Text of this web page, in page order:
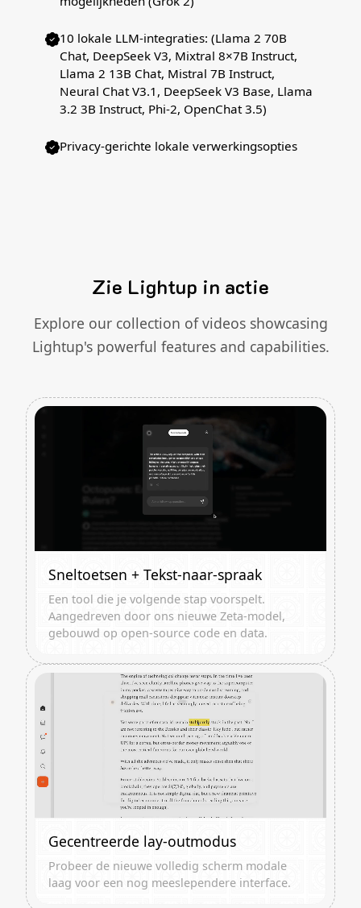
10 lokale LLM-integraties: (Llama 2 70B
Chat, DeepSeek V3, Mixtral 8×7B Instruct,
Llama 2 13B Chat, Mistral 7B Instruct,
Neural Chat V3.1, DeepSeek V3 Base, Llama
3.2 3B Instruct, Phi-2, OpenChat 3.5)
Privacy-gerichte lokale verwerkingsopties
Zie Lightup in actie
Explore our collection of videos showcasing
Lightup's powerful features and capabilities.
Sneltoetsen + Tekst-naar-spraak
Een tool die je volgende stap voorspelt.
Aangedreven door ons nieuwe Zeta-model,
gebouwd op open-source code en data.
Gecentreerde lay-outmodus
Probeer de nieuwe volledig scherm modale
laag voor een nog meeslependere interface.